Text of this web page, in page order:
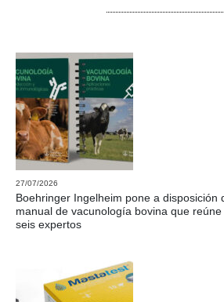
27/07/2026
Boehringer Ingelheim pone a disposición
manual de vacunología bovina que
seis expertos